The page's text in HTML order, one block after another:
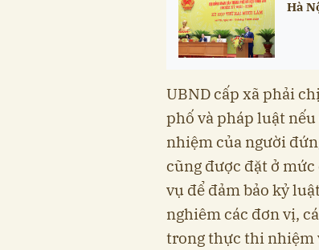
Hà
UBND cấp xã phải
phố và pháp luật
nhiệm của người
cũng được đặt ở
vụ để đảm bảo kỷ
nghiêm các đơn vị,
trong thực thi nhiệm